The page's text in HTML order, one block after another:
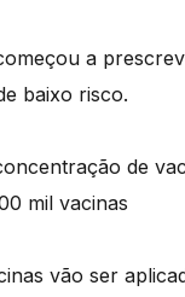
a
baixo risco.
de
mil vacinas
vão ser